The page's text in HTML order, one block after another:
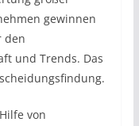
gewinnen
den
und Trends. Das
von